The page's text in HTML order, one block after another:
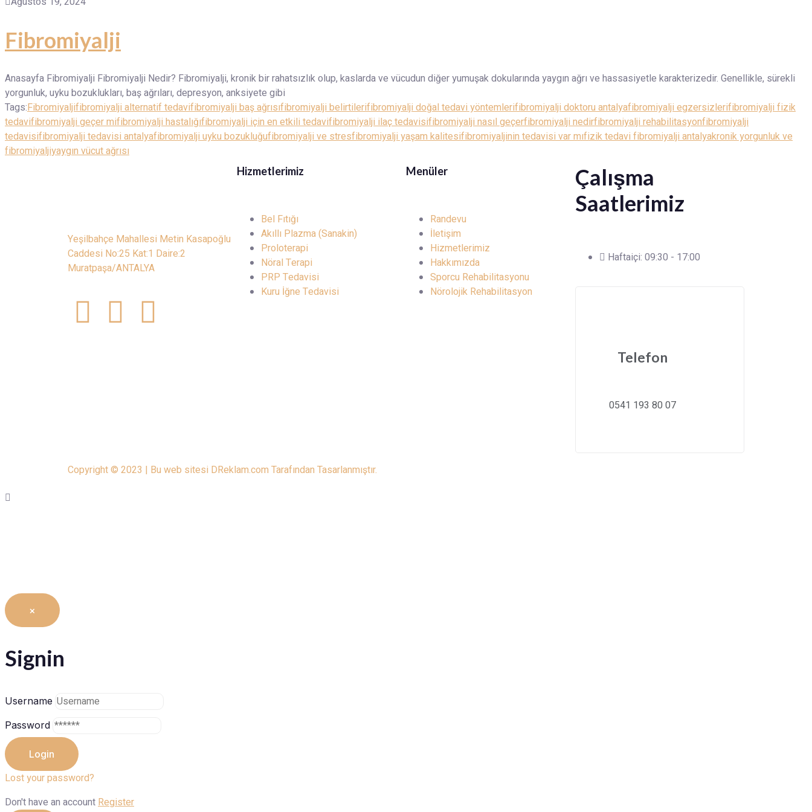
Fibromiyalji
Anasayfa Fibromiyalji Fibromiyalji Nedir? Fibromiyalji, kronik bir rahatsızlık olup, kaslarda ve vücudun diğer yumuşak dokularında yaygın ağrı ve hassasiyetle karakterizedir. Genellikle, sürekli
yorgunluk, uyku bozuklukları, baş ağrıları, depresyon, anksiyete gibi
Tags:Fibromiyaljifibromiyalji alternatif tedavifibromiyalji baş ağrısıfibromiyalji belirtilerifibromiyalji doğal tedavi yöntemlerifibromiyalji doktoru antalyafibromiyalji egzersizlerifibromiyalji fizik
tedavifibromiyalji geçer mifibromiyalji hastalığıfibromiyalji için en etkili tedavifibromiyalji ilaç tedavisifibromiyalji nasıl geçerfibromiyalji nedirfibromiyalji rehabilitasyonfibromiyalji
tedavisifibromiyalji tedavisi antalyafibromiyalji uyku bozukluğufibromiyalji ve stresfibromiyalji yaşam kalitesifibromiyaljinin tedavisi var mıfizik tedavi fibromiyalji antalyakronik yorgunluk ve
fibromiyaljiyaygın vücut ağrısı
Yeşilbahçe Mahallesi Metin Kasapoğlu
Caddesi No:25 Kat:1 Daire:2
Muratpaşa/ANTALYA
Hizmetlerimiz
Bel Fıtığı
Akıllı Plazma (Sanakin)
Proloterapi
Nöral Terapi
PRP Tedavisi
Kuru İğne Tedavisi
Menüler
Randevu
İletişim
Hizmetlerimiz
Hakkımızda
Sporcu Rehabilitasyonu
Nörolojik Rehabilitasyon
Çalışma
Saatlerimiz
Haftaiçi: 09:30 - 17:00
Telefon
0541 193 80 07
Copyright © 2023 | Bu web sitesi DReklam.com Tarafından Tasarlanmıştır.
×
Signin
Username
Password
Lost your password?
Don't have an accountRegister